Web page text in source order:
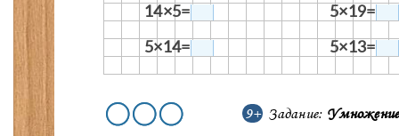
14×5=
5×19=
5×14=
5×13=
9+ Задание: